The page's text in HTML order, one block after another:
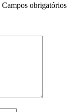
Campos obrigatórios